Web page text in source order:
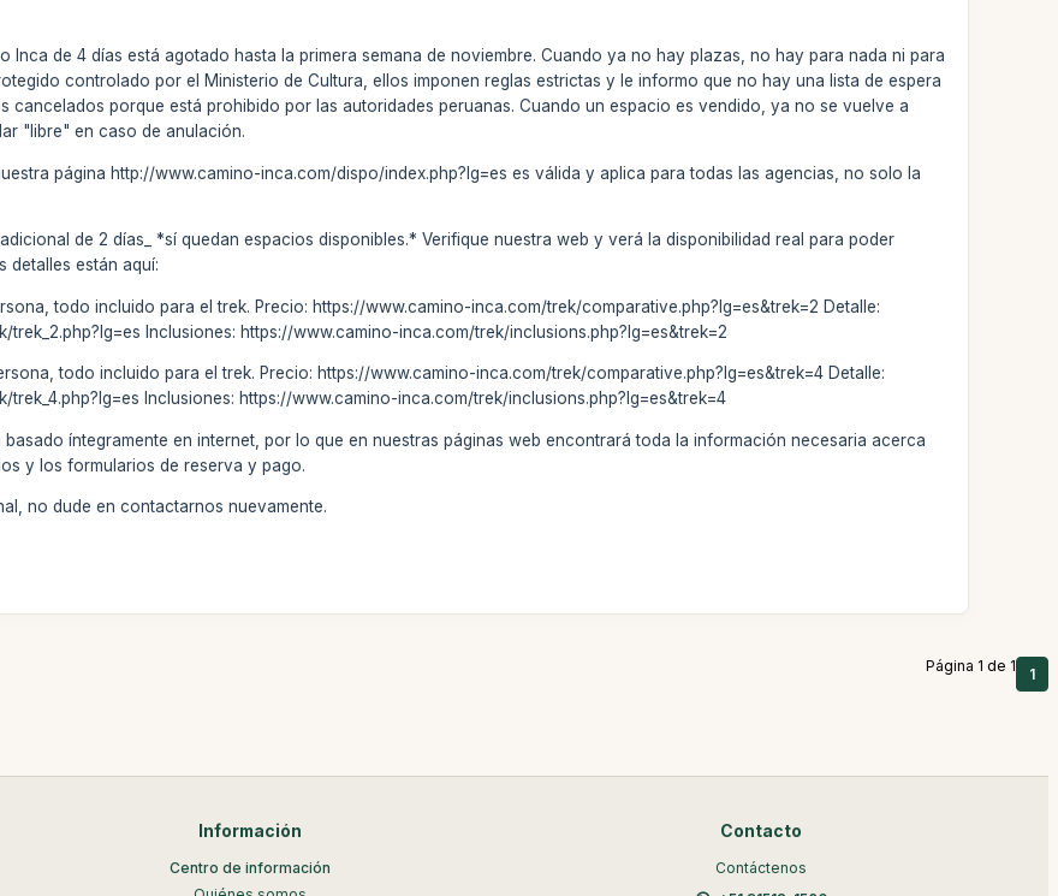
Inca de 4 días está agotado hasta la primera semana de noviembre. Cuando ya no hay plazas, no hay para nada ni para
controlado por el Ministerio de Cultura, ellos imponen reglas estrictas y le informo que no hay una lista de espera
cancelados porque está prohibido por las autoridades peruanas. Cuando un espacio es vendido, ya no se vuelve a
"libre" en caso de anulación.
página http://www.camino-inca.com/dispo/index.php?lg=es es válida y aplica para todas las agencias, no solo la
de 2 días_ *sí quedan espacios disponibles.* Verifique nuestra web y verá la disponibilidad real para poder
detalles están aquí:
todo incluido para el trek. Precio: https://www.camino-inca.com/trek/comparative.php?lg=es&trek=2 Detalle:
Inclusiones: https://www.camino-inca.com/trek/inclusions.php?lg=es&trek=2
todo incluido para el trek. Precio: https://www.camino-inca.com/trek/comparative.php?lg=es&trek=4 Detalle:
Inclusiones: https://www.camino-inca.com/trek/inclusions.php?lg=es&trek=4
íntegramente en internet, por lo que en nuestras páginas web encontrará toda la información necesaria acerca
y los formularios de reserva y pago.
no dude en contactarnos nuevamente.
Página 1 de 1 1
Información
Centro de información
Contacto
Contáctenos